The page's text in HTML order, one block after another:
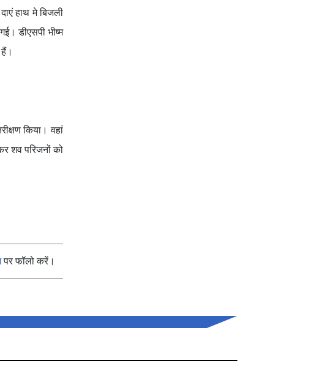
हाथ मे बिजली
डीएसपी भीष्म
किया। वहां
शव परिजनों को
पर फॉलो करें।